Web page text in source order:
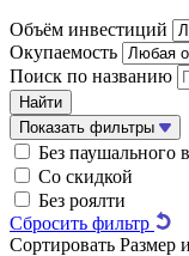
Объём инвестиций
Окупаемость
Поиск по названию
Найти
Показать фильтры
Без паушального
Со скидкой
Без роялти
Сбросить фильтр
Сортировать Размер